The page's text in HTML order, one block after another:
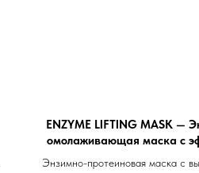
ENZYME LIFTING MASK —
омолаживающая маска с
Энзимно-протеиновая маска с